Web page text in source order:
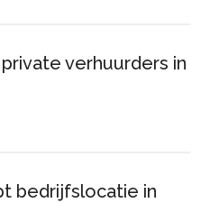
verhuurders in
bedrijfslocatie in